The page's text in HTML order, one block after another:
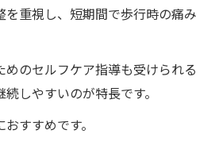
を重視し、短期間で歩行時の痛み
めのセルフケア指導も受けられる
しやすいのが特長です。
すすめです。